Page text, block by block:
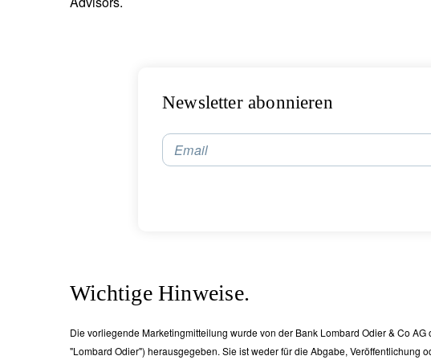
Newsletter abonnieren
Email
Wichtige Hinweise.
Die vorliegende Marketingmitteilung wurde von der Bank Lombard Odier & Co
"Lombard Odier") herausgegeben. Sie ist weder für die Abgabe, Veröffentlichung